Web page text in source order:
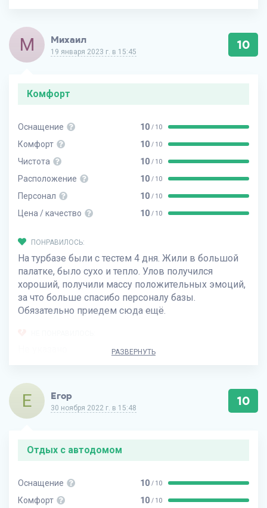
М Михаил
19 января 2023 г. в 15:45 10
Комфорт
Оснащение 10 / 10
Комфорт 10 / 10
Чистота 10 / 10
Расположение 10 / 10
Персонал 10 / 10
Цена / качество 10 / 10
ПОНРАВИЛОСЬ:
На турбазе были с тестем 4 дня. Жили в большой
палатке, было сухо и тепло. Улов получился
хороший, получили массу положительных эмоций,
за что больше спасибо персоналу базы.
Обязательно приедем сюда ещё.
РАЗВЕРНУТЬ
Е Егор
30 ноября 2022 г. в 15:48 10
Отдых с автодомом
Оснащение 10 / 10
Комфорт 10 / 10